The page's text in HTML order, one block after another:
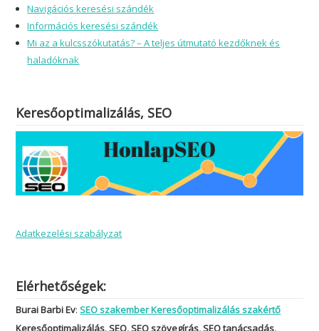
Navigációs keresési szándék
Információs keresési szándék
Mi az a kulcsszókutatás? – A teljes útmutató kezdőknek és
haladóknak
Keresőoptimalizálás, SEO
Adatkezelési szabályzat
Elérhetőségek:
Burai Barbi Ev:SEO szakember Keresőoptimalizálás szakértő
Keresőoptimalizálás, SEO, SEO szövegírás, SEO tanácsadás,